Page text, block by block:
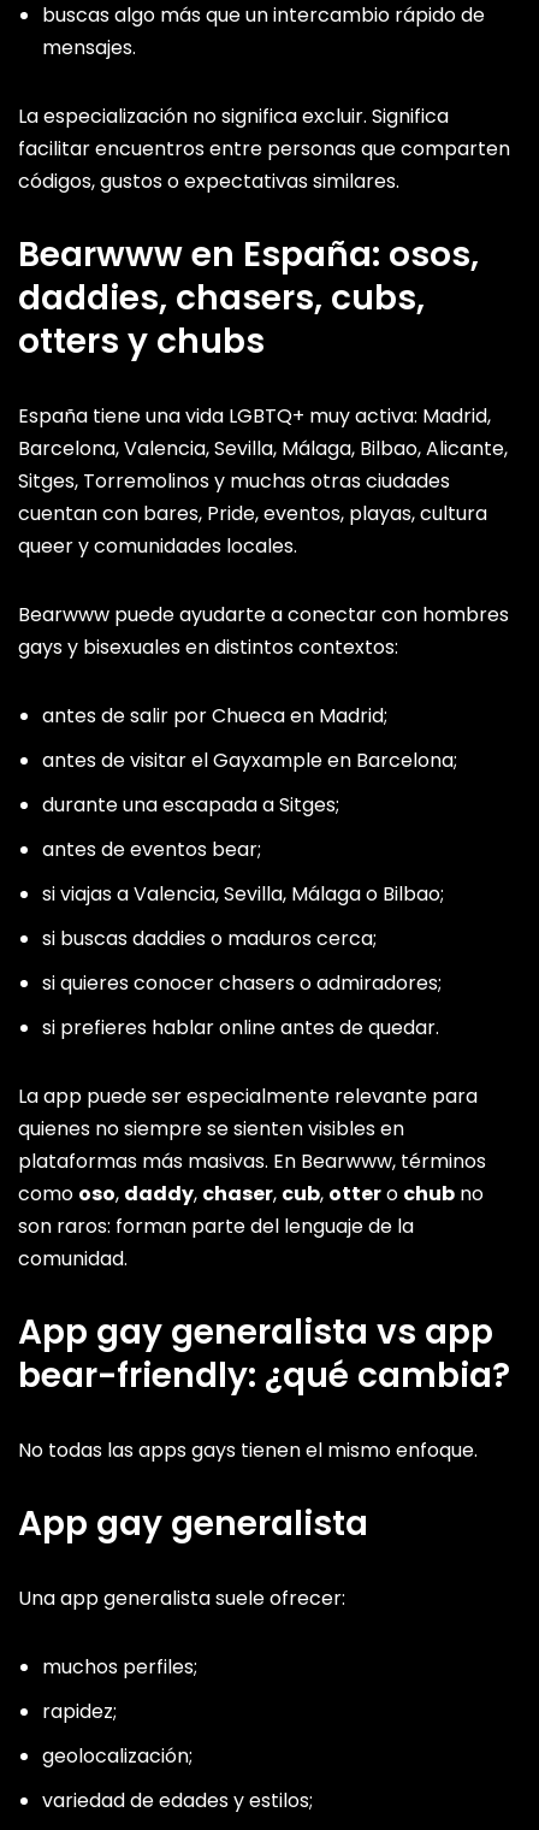
buscas algo más que un intercambio rápido de
mensajes.
La especialización no significa excluir. Significa
facilitar encuentros entre personas que comparten
códigos, gustos o expectativas similares.
Bearwww en España: osos,
daddies, chasers, cubs,
otters y chubs
España tiene una vida LGBTQ+ muy activa: Madrid,
Barcelona, Valencia, Sevilla, Málaga, Bilbao, Alicante,
Sitges, Torremolinos y muchas otras ciudades
cuentan con bares, Pride, eventos, playas, cultura
queer y comunidades locales.
Bearwww puede ayudarte a conectar con hombres
gays y bisexuales en distintos contextos:
antes de salir por Chueca en Madrid;
antes de visitar el Gayxample en Barcelona;
durante una escapada a Sitges;
antes de eventos bear;
si viajas a Valencia, Sevilla, Málaga o Bilbao;
si buscas daddies o maduros cerca;
si quieres conocer chasers o admiradores;
si prefieres hablar online antes de quedar.
La app puede ser especialmente relevante para
quienes no siempre se sienten visibles en
plataformas más masivas. En Bearwww, términos
como oso, daddy, chaser, cub, ottero chub no
son raros: forman parte del lenguaje de la
comunidad.
App gay generalista vs app
bear-friendly: ¿qué cambia?
No todas las apps gays tienen el mismo enfoque.
App gay generalista
Una app generalista suele ofrecer:
muchos perfiles;
rapidez;
geolocalización;
variedad de edades y estilos;